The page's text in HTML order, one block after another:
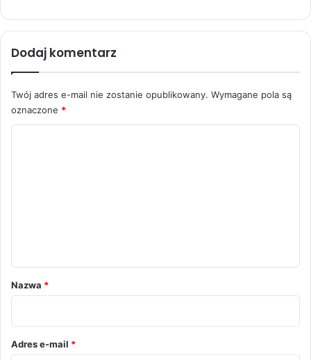
Dodaj komentarz
Twój adres e-mail nie zostanie opublikowany. Wymagane pola są
oznaczone *
r
*
Nazwa *
Adres e-mail *